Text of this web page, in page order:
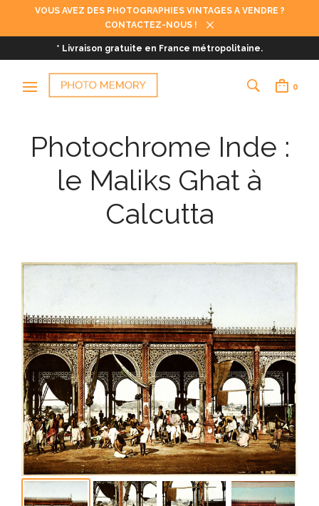
VOUS AVEZ DES PHOTOGRAPHIES VINTAGES A VENDRE ?
CONTACTEZ-NOUS !
* Livraison gratuite en France métropolitaine.
0
Photochrome Inde :
le Maliks Ghat à
Calcutta